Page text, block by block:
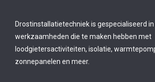
Drostinstallatietechniek is gespecialiseerd in
werkzaamheden die te maken hebben met
loodgietersactiviteiten, isolatie,
zonnepanelen en meer.